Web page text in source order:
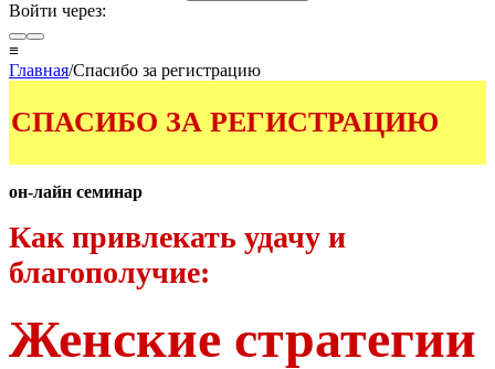
Войти через:
≡
Главная/Спасибо за регистрацию
СПАСИБО ЗА РЕГИСТРАЦИЮ
он-лайн семинар
Как привлекать удачу и
благополучие:
Женские стратегии